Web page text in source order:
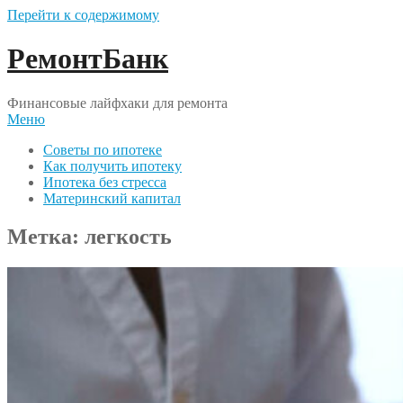
Перейти к содержимому
РемонтБанк
Финансовые лайфхаки для ремонта
Меню
Советы по ипотеке
Как получить ипотеку
Ипотека без стресса
Материнский капитал
Метка: легкость